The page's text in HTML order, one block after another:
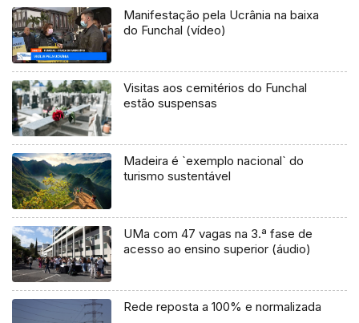
Manifestação pela Ucrânia na baixa
do Funchal (vídeo)
Visitas aos cemitérios do Funchal
estão suspensas
Madeira é `exemplo nacional` do
turismo sustentável
UMa com 47 vagas na 3.ª fase de
acesso ao ensino superior (áudio)
Rede reposta a 100% e normalizada